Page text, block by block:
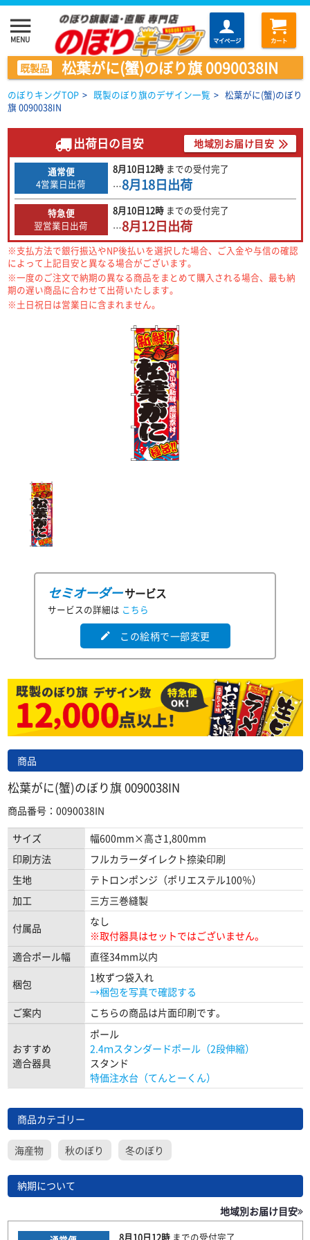
menu
MENU マイページ カート
既製品 松葉がに(蟹)のぼり旗 0090038IN
のぼりキングTOP > 既製のぼり旗のデザイン一覧 > 松葉がに(蟹)のぼり
旗 0090038IN
出荷日の目安 地域別お届け目安
通常便
4営業日出荷
8月10日12時 までの受付完了
…8月18日出荷
特急便
翌営業日出荷
8月10日12時 までの受付完了
…8月12日出荷
※支払方法で銀行振込やNP後払いを選択した場合、ご入金や与信の確認
によって上記目安と異なる場合がございます。
※一度のご注文で納期の異なる商品をまとめて購入される場合、最も納
期の遅い商品に合わせて出荷いたします。
※土日祝日は営業日に含まれません。
セミオーダーサービス
サービスの詳細は こちら
edit この絵柄で一部変更
商品
松葉がに(蟹)のぼり旗 0090038IN
商品番号：0090038IN
サイズ
幅600mm×高さ1,800mm
印刷方法
フルカラーダイレクト捺染印刷
生地
テトロンポンジ（ポリエステル100％）
加工
三方三巻縫製
付属品
なし
※取付器具はセットではございません。
適合ポール幅
直径34mm以内
梱包
1枚ずつ袋入れ
→梱包を写真で確認する
ご案内
こちらの商品は片面印刷です。
おすすめ
適合器具
ポール
2.4ｍスタンダードポール（2段伸縮）
スタンド
特価注水台（てんとーくん）
商品カテゴリー
海産物 秋のぼり 冬のぼり
納期について
地域別お届け目安
8月10日12時までの受付完了